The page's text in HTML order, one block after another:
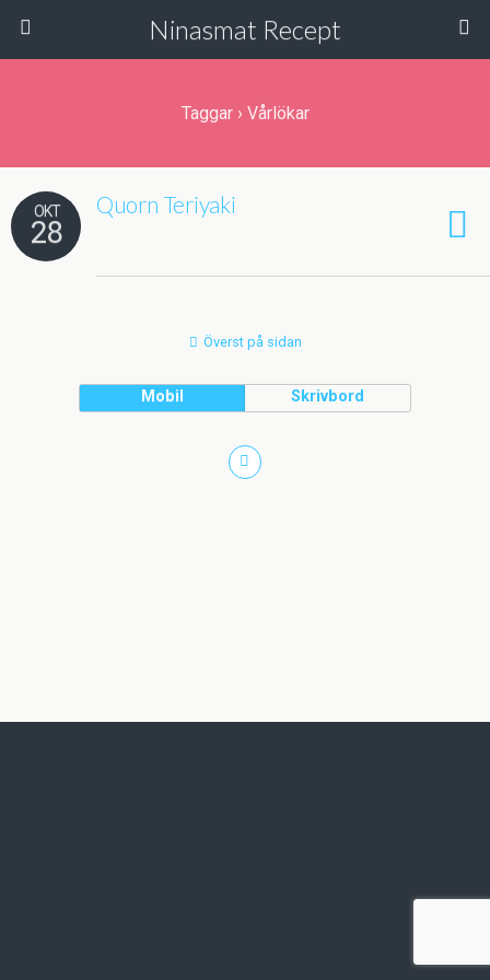
Ninasmat Recept
Taggar › Vårlökar
OKT
28
Quorn Teriyaki
Överst på sidan
Mobil Skrivbord